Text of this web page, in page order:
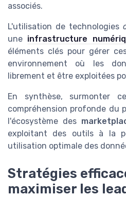
associés.
L'utilisation de technologies
une infrastructure
éléments clés pour gérer
environnement où les
librement et être exploitées
En synthèse, surmonter
compréhension profonde du
l'écosystème des
exploitant des outils à la
utilisation optimale des
Stratégies
maximiser les